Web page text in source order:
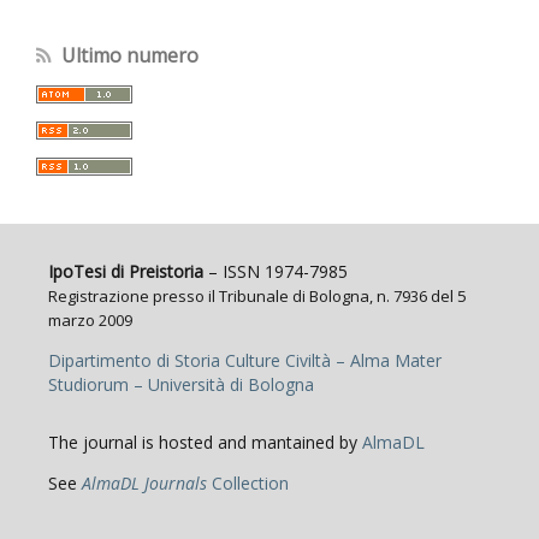
Ultimo numero
IpoTesi di Preistoria– ISSN 1974-7985
Registrazione presso il Tribunale di Bologna, n. 7936 del 5
marzo 2009
Dipartimento di Storia Culture Civiltà – Alma Mater
Studiorum – Università di Bologna
The journal is hosted and mantained by AlmaDL
SeeAlmaDL JournalsCollection